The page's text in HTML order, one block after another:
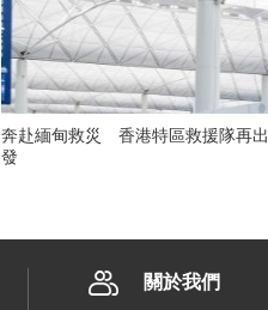
奔赴緬甸救災 香港特區救援隊再出
發
關於我們